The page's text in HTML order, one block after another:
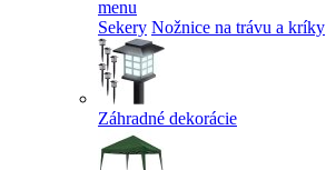
menu
Sekery Nožnice na trávu a kríky
Záhradné dekorácie